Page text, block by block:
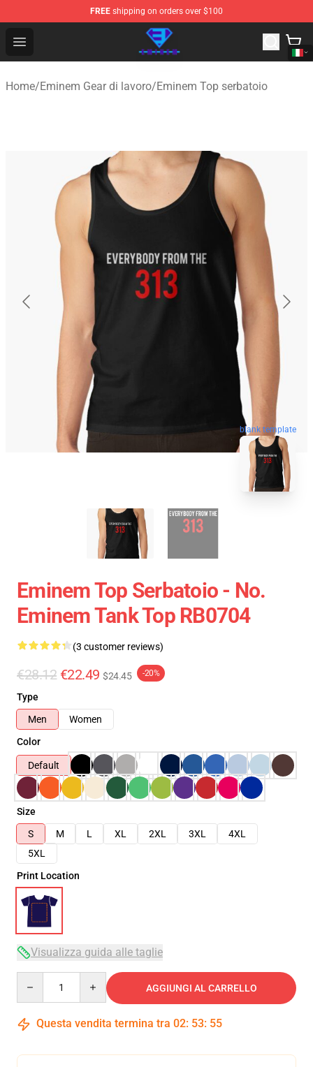
FREE shipping on orders over $100
Open menu
Eminem Store - Official Eminem Merchandise Shop
Home/Eminem Gear di lavoro/Eminem Top serbatoio
blank template
Eminem Top Serbatoio - No.
Eminem Tank Top RB0704
(3 customer reviews)
€28.12 €22.49 $24.45 -20%
Type
Men
Women
Color
Default
Size
S
M L XL 2XL 3XL
4XL
5XL
Print Location
Visualizza guida alle taglie
AGGIUNGI AL CARRELLO
Questa vendita termina tra 02: 53: 54